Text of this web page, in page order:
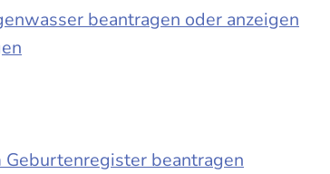
beantragen oder anzeigen
beantragen